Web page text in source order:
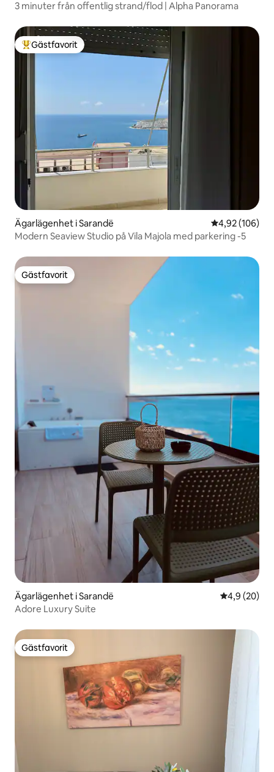
3 minuter från offentlig strand/flod | Alpha Panorama
Populär gästfavorit
Gästfavorit
Ägarlägenhet i Sarandë 4,92 av 5 i
4,92 (106)
Modern Seaview Studio på Vila Majola med parkering -5
Gästfavorit
Gästfavorit
Ägarlägenhet i Sarandë 4,9 av 5 i
4,9 (20)
Adore Luxury Suite
Gästfavorit
Gästfavorit